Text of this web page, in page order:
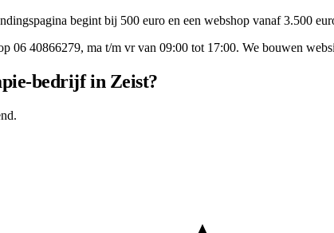
begint bij 500 euro en een webshop vanaf 3.500
06 40866279, ma t/m vr van 09:00 tot 17:00. We bouwen
bedrijf in Zeist?